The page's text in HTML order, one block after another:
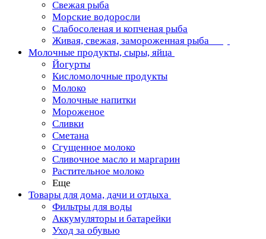
Свежая рыба
Морские водоросли
Слабосоленая и копченая рыба
Живая, свежая, замороженная рыба
Молочные продукты, сыры, яйца
Йогурты
Кисломолочные продукты
Молоко
Молочные напитки
Мороженое
Сливки
Сметана
Сгущенное молоко
Сливочное масло и маргарин
Растительное молоко
Еще
Товары для дома, дачи и отдыха
Фильтры для воды
Аккумуляторы и батарейки
Уход за обувью